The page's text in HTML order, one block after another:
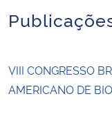
Controladoria-Geral da
VIII CONGRESSO
AMERICANO DE